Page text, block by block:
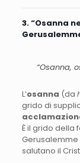
3. “Osanna
“Osanna,
L’osanna (da
grido di
È il grido della
Gerusalemme
salutano il